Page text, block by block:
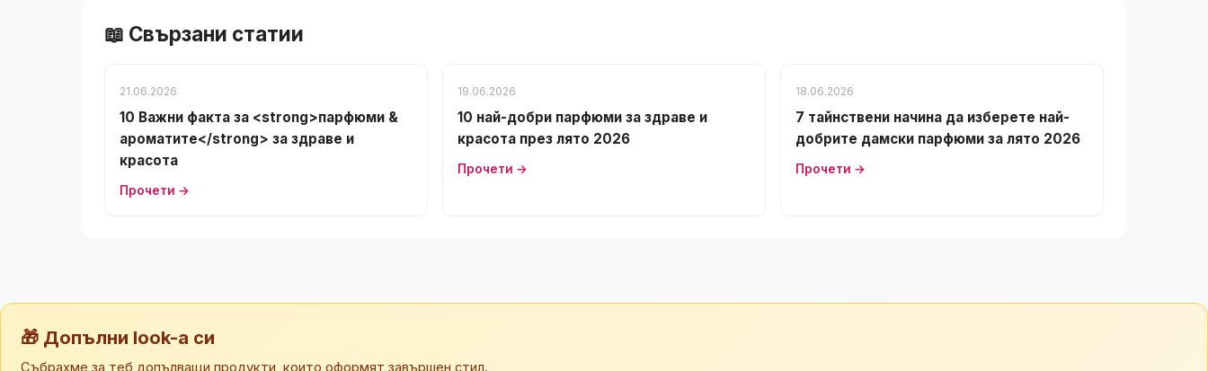
📖 Свързани статии
21.06.2026
10 Важни факта за <strong>парфюми &
ароматите</strong> за здраве и
красота
Прочети →
19.06.2026
10 най-добри парфюми за здраве и
красота през лято 2026
Прочети →
18.06.2026
7 тайнствени начина да изберете най-
добрите дамски парфюми за лято 2026
Прочети →
🎁 Допълни look-а си